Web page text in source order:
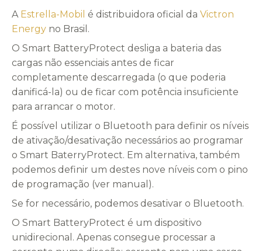
A Estrella-Mobil é distribuidora oficial da Victron
Energy no Brasil.
O Smart BatteryProtect desliga a bateria das
cargas não essenciais antes de ficar
completamente descarregada (o que poderia
danificá-la) ou de ficar com potência insuficiente
para arrancar o motor.
É possível utilizar o Bluetooth para definir os níveis
de ativação/desativação necessários ao programar
o Smart BaterryProtect. Em alternativa, também
podemos definir um destes nove níveis com o pino
de programação (ver manual).
Se for necessário, podemos desativar o Bluetooth.
O Smart BatteryProtect é um dispositivo
unidirecional. Apenas consegue processar a